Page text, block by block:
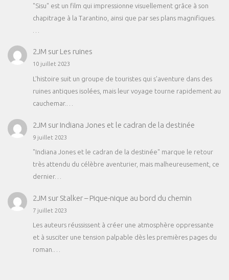
"Sisu" est un film qui impressionne visuellement grâce à son
chapitrage à la Tarantino, ainsi que par ses plans magnifiques.
2JM sur Les ruines
10 juillet 2023
L'histoire suit un groupe de touristes qui s'aventure dans des
ruines antiques isolées, mais leur voyage tourne rapidement au
cauchemar.…
2JM sur Indiana Jones et le cadran de la destinée
9 juillet 2023
"Indiana Jones et le cadran de la destinée" marque le retour
très attendu du célèbre aventurier, mais malheureusement, ce
dernier…
2JM sur Stalker – Pique-nique au bord du chemin
7 juillet 2023
Les auteurs réussissent à créer une atmosphère oppressante
et à susciter une tension palpable dès les premières pages du
roman.…